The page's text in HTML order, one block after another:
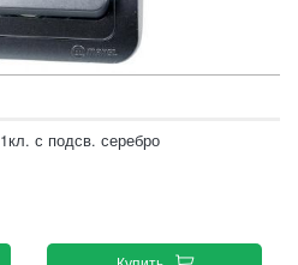
с подсв. серебро